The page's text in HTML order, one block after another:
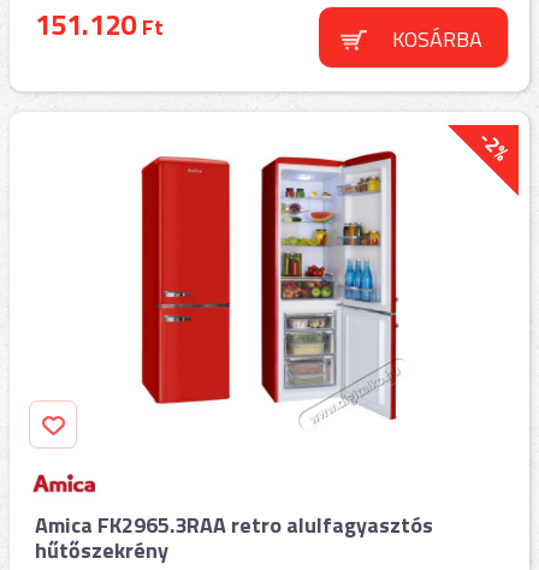
151.120Ft KOSÁRBA
-2%
Amica FK2965.3RAA retro alulfagyasztós
hűtőszekrény